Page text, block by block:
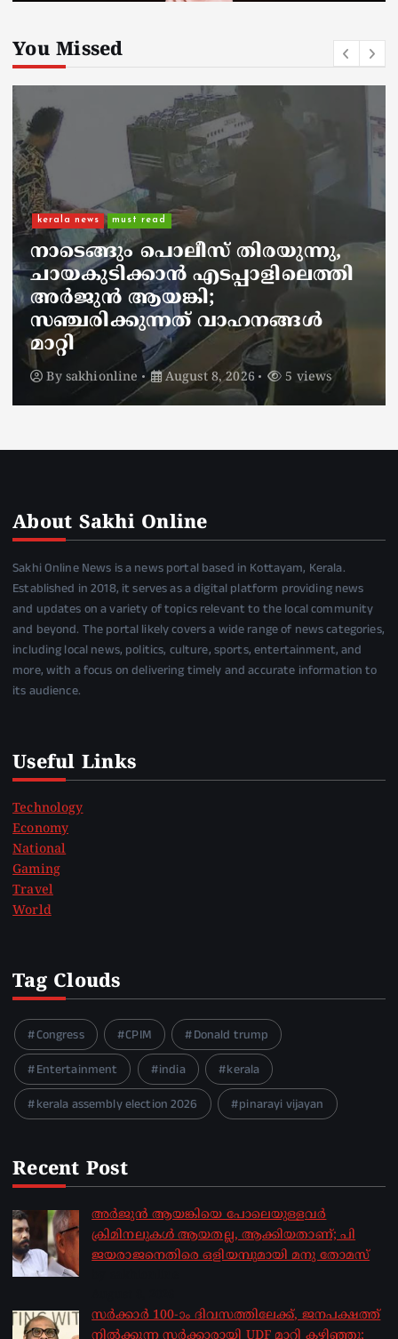
You Missed
kerala news must read
നാടെങ്ങും പൊലീസ് തിരയുന്നു,
ചായകുടിക്കാൻ എടപ്പാളിലെത്തി
അർജുൻ ആയങ്കി;
സഞ്ചരിക്കുന്നത് വാഹനങ്ങൾ
മാറ്റി
By sakhionline August 8, 2026 5 views
About Sakhi Online
Sakhi Online News is a news portal based in Kottayam, Kerala.
Established in 2018, it serves as a digital platform providing news
and updates on a variety of topics relevant to the local community
and beyond. The portal likely covers a wide range of news categories,
including local news, politics, culture, sports, entertainment, and
more, with a focus on delivering timely and accurate information to
its audience.
Useful Links
Technology
Economy
National
Gaming
Travel
World
Tag Clouds
Congress CPIM
Donald trump
Entertainment
india
kerala
kerala assembly election 2026
pinarayi vijayan
Recent Post
അർജുൻ ആയങ്കിയെ പോലെയുള്ളവർ
ക്രിമിനലുകൾ ആയതല്ല, ആക്കിയതാണ്; പി
ജയരാജനെതിരെ ഒളിയമ്പുമായി മനു തോമസ്
സർക്കാർ 100-ാം ദിവസത്തിലേക്ക്, ജനപക്ഷത്ത്